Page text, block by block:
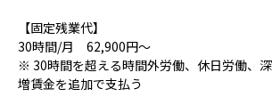
【固定残業代】
30時間/月 62,900円～
※ 30時間を超える時間外労働、休日労働、
増賃金を追加で支払う